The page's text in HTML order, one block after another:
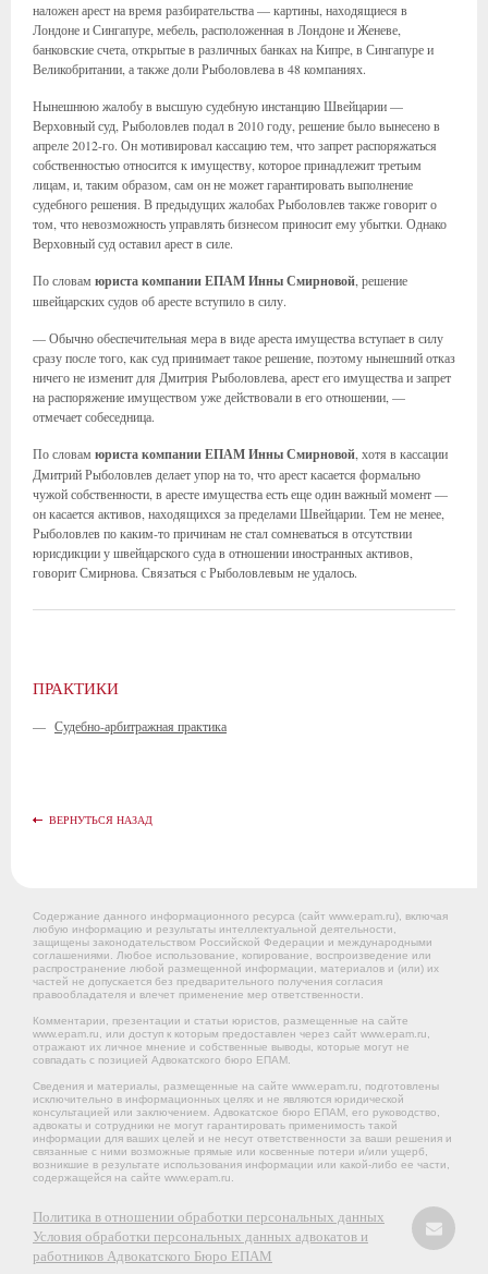
наложен арест на время разбирательства — картины, находящиеся в
Лондоне и Сингапуре, мебель, расположенная в Лондоне и Женеве,
банковские счета, открытые в различных банках на Кипре, в Сингапуре и
Великобритании, а также доли Рыболовлева в 48 компаниях.
Нынешнюю жалобу в высшую судебную инстанцию Швейцарии —
Верховный суд, Рыболовлев подал в 2010 году, решение было вынесено в
апреле 2012-го. Он мотивировал кассацию тем, что запрет распоряжаться
собственностью относится к имуществу, которое принадлежит третьим
лицам, и, таким образом, сам он не может гарантировать выполнение
судебного решения. В предыдущих жалобах Рыболовлев также говорит о
том, что невозможность управлять бизнесом приносит ему убытки. Однако
Верховный суд оставил арест в силе.
По словам юриста компании ЕПАМ Инны Смирновой , решение
швейцарских судов об аресте вступило в силу.
— Обычно обеспечительная мера в виде ареста имущества вступает в силу
сразу после того, как суд принимает такое решение, поэтому нынешний отказ
ничего не изменит для Дмитрия Рыболовлева, арест его имущества и запрет
на распоряжение имуществом уже действовали в его отношении, —
отмечает собеседница.
По словам юриста компании ЕПАМ Инны Смирновой , хотя в кассации
Дмитрий Рыболовлев делает упор на то, что арест касается формально
чужой собственности, в аресте имущества есть еще один важный момент —
он касается активов, находящихся за пределами Швейцарии. Тем не менее,
Рыболовлев по каким-то причинам не стал сомневаться в отсутствии
юрисдикции у швейцарского суда в отношении иностранных активов,
говорит Смирнова. Связаться с Рыболовлевым не удалось.
ПРАКТИКИ
— Судебно-арбитражная практика
ВЕРНУТЬСЯ НАЗАД
Содержание данного информационного ресурса (сайт www.epam.ru), включая
любую информацию и результаты интеллектуальной деятельности,
защищены законодательством Российской Федерации и международными
соглашениями. Любое использование, копирование, воспроизведение или
распространение любой размещенной информации, материалов и (или) их
частей не допускается без предварительного получения согласия
правообладателя и влечет применение мер ответственности.
Комментарии, презентации и статьи юристов, размещенные на сайте
www.epam.ru, или доступ к которым предоставлен через сайт www.epam.ru,
отражают их личное мнение и собственные выводы, которые могут не
совпадать с позицией Адвокатского бюро ЕПАМ.
Сведения и материалы, размещенные на сайте www.epam.ru, подготовлены
исключительно в информационных целях и не являются юридической
консультацией или заключением. Адвокатское бюро ЕПАМ, его руководство,
адвокаты и сотрудники не могут гарантировать применимость такой
информации для ваших целей и не несут ответственности за ваши решения и
связанные с ними возможные прямые или косвенные потери и/или ущерб,
возникшие в результате использования информации или какой-либо ее части,
содержащейся на сайте www.epam.ru.
Политика в отношении обработки персональных данных
Условия обработки персональных данных адвокатов и
работников Адвокатского Бюро ЕПАМ